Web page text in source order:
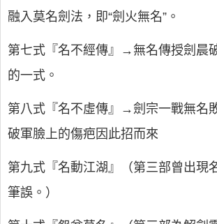
融入莫名劍法，即“劍火無名”。
第七式『名不經傳』→無名傳授劍晨
的一式。
第八式『名不虛傳』→劍宗一戰無名
破軍臉上的傷疤因此招而來
第九式『名動江湖』（第三部曾出現
筆誤。）